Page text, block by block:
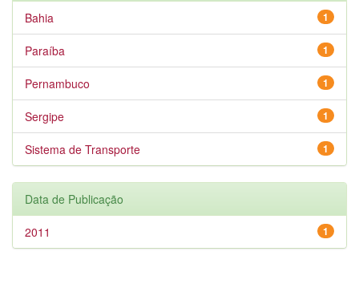
1
Bahia
1
Paraíba
1
Pernambuco
1
Sergipe
1
Sistema de Transporte
Data de Publicação
1
2011